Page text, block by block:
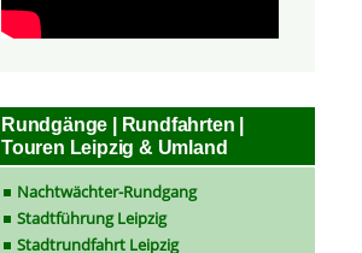
Rundgänge | Rundfahrten |
Touren Leipzig & Umland
Nachtwächter-Rundgang
Stadtführung Leipzig
Stadtrundfahrt Leipzig